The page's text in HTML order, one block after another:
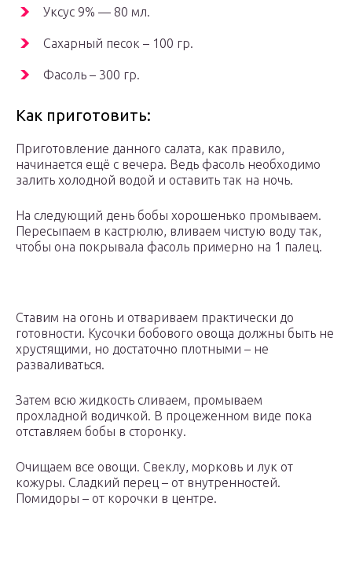
Уксус 9% — 80 мл.
Сахарный песок – 100 гр.
Фасоль – 300 гр.
Как приготовить:
Приготовление данного салата, как правило,
начинается ещё с вечера. Ведь фасоль необходимо
залить холодной водой и оставить так на ночь.
На следующий день бобы хорошенько промываем.
Пересыпаем в кастрюлю, вливаем чистую воду так,
чтобы она покрывала фасоль примерно на 1 палец.
Ставим на огонь и отвариваем практически до
готовности. Кусочки бобового овоща должны быть не
хрустящими, но достаточно плотными – не
разваливаться.
Затем всю жидкость сливаем, промываем
прохладной водичкой. В процеженном виде пока
отставляем бобы в сторонку.
Очищаем все овощи. Свеклу, морковь и лук от
кожуры. Сладкий перец – от внутренностей.
Помидоры – от корочки в центре.